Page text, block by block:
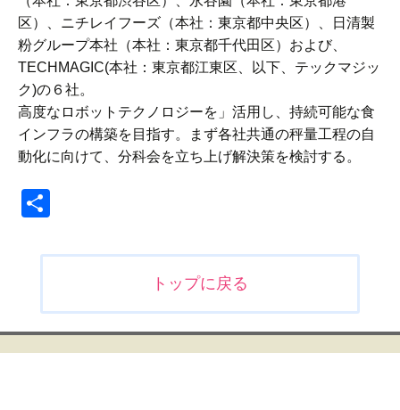
区）、ニチレイフーズ（本社：東京都中央区）、日清製
粉グループ本社（本社：東京都千代田区）および、
TECHMAGIC(本社：東京都江東区、以下、テックマジッ
ク)の６社。
高度なロボットテクノロジーを」活用し、持続可能な食
インフラの構築を目指す。まず各社共通の秤量工程の自
動化に向けて、分科会を立ち上げ解決策を検討する。
ビ
ゲ
トップに戻る